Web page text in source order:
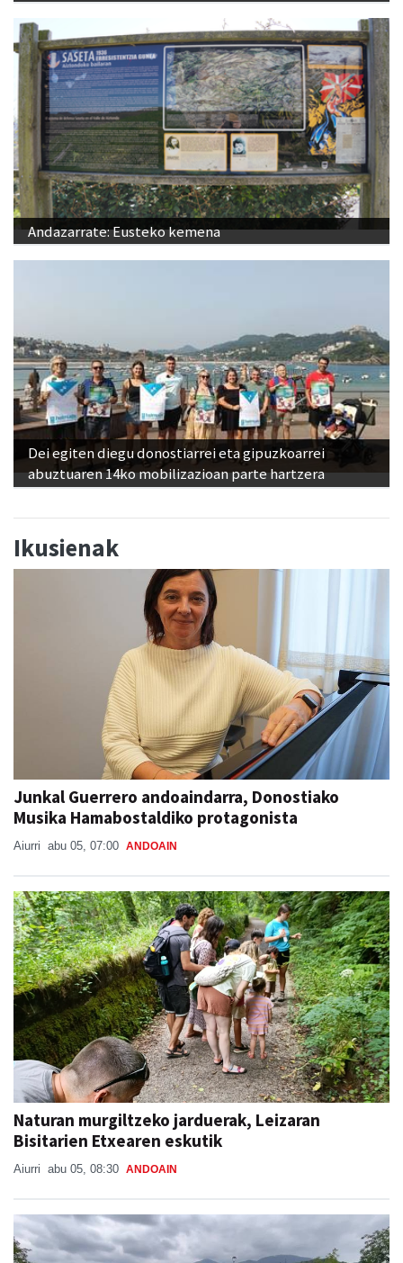
Andazarrate: Eusteko kemena
Dei egiten diegu donostiarrei eta gipuzkoarrei
abuztuaren 14ko mobilizazioan parte hartzera
Ikusienak
Junkal Guerrero andoaindarra, Donostiako
Musika Hamabostaldiko protagonista
Aiurri abu 05, 07:00 ANDOAIN
Naturan murgiltzeko jarduerak, Leizaran
Bisitarien Etxearen eskutik
Aiurri abu 05, 08:30 ANDOAIN